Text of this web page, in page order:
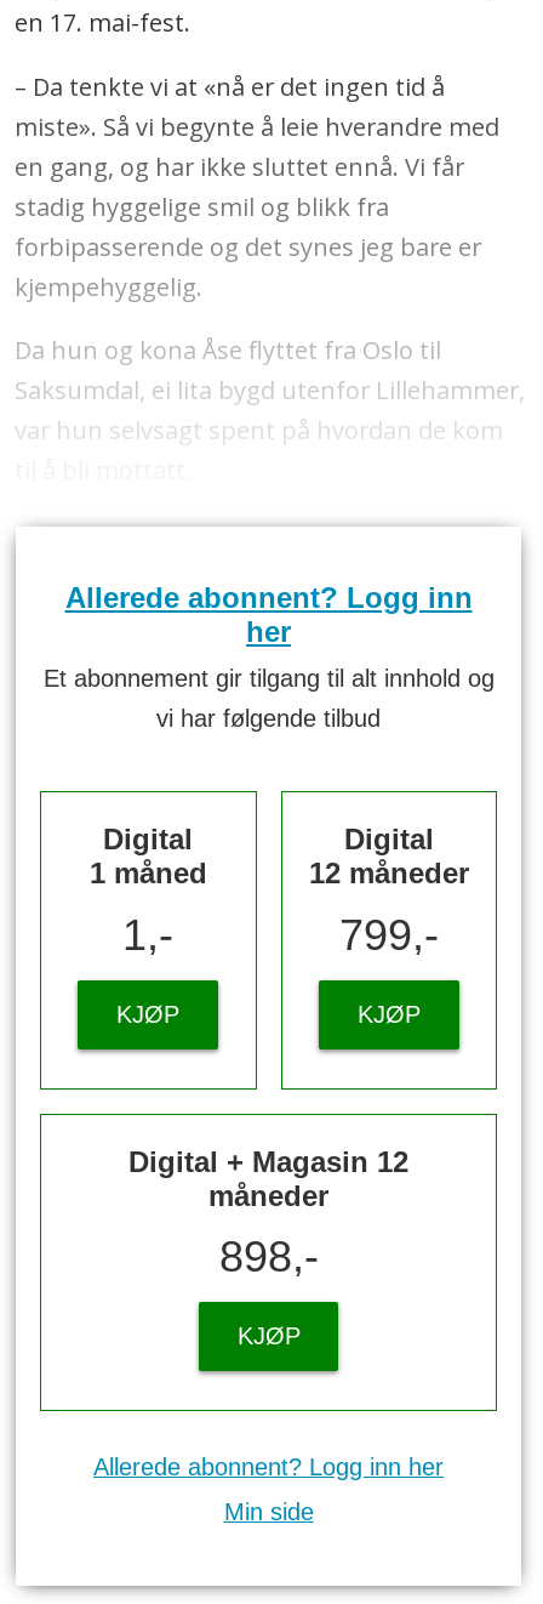
en 17. mai-fest.
– Da tenkte vi at «nå er det ingen tid å
miste». Så vi begynte å leie hverandre med
en gang, og har ikke sluttet ennå. Vi får
stadig hyggelige smil og blikk fra
forbipasserende og det synes jeg bare er
kjempehyggelig.
Da hun og kona Åse flyttet fra Oslo til
Saksumdal, ei lita bygd utenfor Lillehammer,
var hun selvsagt spent på hvordan de kom
Allerede abonnent? Logg inn
her
Et abonnement gir tilgang til alt innhold og
vi har følgende tilbud
Digital
1 måned
1,-
KJØP
Digital
12 måneder
799,-
KJØP
Digital + Magasin 12
måneder
898,-
KJØP
Allerede abonnent? Logg inn her
Min side